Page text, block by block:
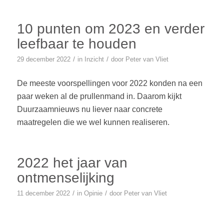
10 punten om 2023 en verder
leefbaar te houden
29 december 2022 / in Inzicht / door Peter van Vliet
De meeste voorspellingen voor 2022 konden na een
paar weken al de prullenmand in. Daarom kijkt
Duurzaamnieuws nu liever naar concrete
maatregelen die we wel kunnen realiseren.
2022 het jaar van
ontmenselijking
11 december 2022 / in Opinie / door Peter van Vliet